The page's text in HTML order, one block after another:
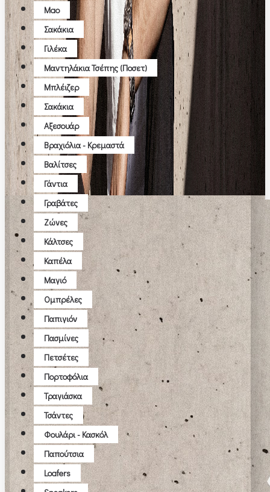
Μao
Σακάκια
Γιλέκα
Μαντηλάκια Τσέπης (ποσετ)
Μπλέιζερ
Σακάκια
Αξεσουάρ
Βραχιόλια - Κρεμαστά
Βαλίτσες
Γάντια
Γραβάτες
Ζώνες
Κάλτσες
Καπέλα
Μαγιό
Ομπρέλες
Παπιγιόν
Πασμίνες
Πετσέτες
Πορτοφόλια
Τραγιάσκα
Τσάντες
Φουλάρι - Κασκόλ
Παπούτσια
Loafers